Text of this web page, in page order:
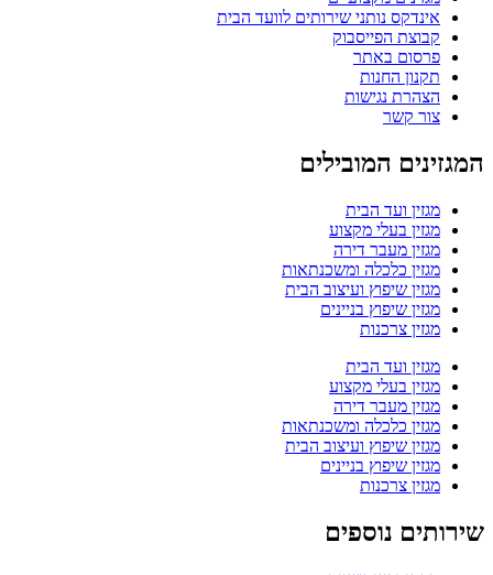
אינדקס נותני שירותים לוועד הבית
קבוצת הפייסבוק
פרסום באתר
תקנון החנות
הצהרת נגישות
צור קשר
המגזינים המובילים
מגזין ועד הבית
מגזין בעלי מקצוע
מגזין מעבר דירה
מגזין כלכלה ומשכנתאות
מגזין שיפוץ ועיצוב הבית
מגזין שיפוץ בניינים
מגזין צרכנות
מגזין ועד הבית
מגזין בעלי מקצוע
מגזין מעבר דירה
מגזין כלכלה ומשכנתאות
מגזין שיפוץ ועיצוב הבית
מגזין שיפוץ בניינים
מגזין צרכנות
שירותים נוספים